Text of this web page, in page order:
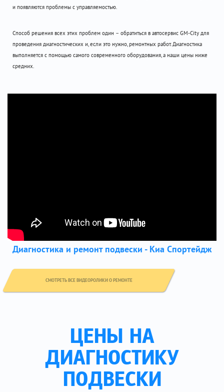
и появляются проблемы с управляемостью.
Способ решения всех этих проблем один – обратиться в автосервис GM-City для
проведения диагностических и, если это нужно, ремонтных работ. Диагностика
выполняется с помощью самого современного оборудования, а наши цены ниже
средних.
Диагностика и ремонт подвески - Киа Спортейдж
СМОТРЕТЬ ВСЕ ВИДЕОРОЛИКИ О РЕМОНТЕ
ЦЕНЫ НА
ДИАГНОСТИКУ
ПОДВЕСКИ